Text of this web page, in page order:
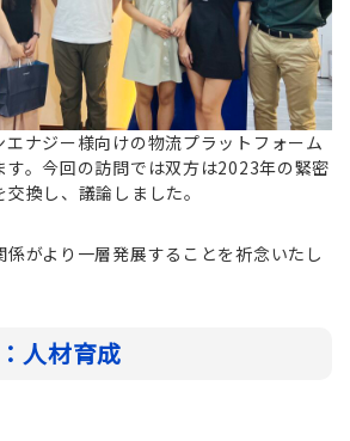
エナジー様向けの物流プラットフォーム
す。今回の訪問では双方は2023年の緊密
換し、議論しました。
がより一層発展することを祈念いたし
人材育成